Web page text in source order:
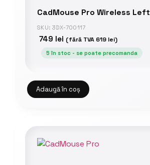
CadMouse Pro Wireless Left
SKU: 3DX-700117
749 lei (fără TVA 619 lei)
5 în stoc - se poate precomanda
Adaugă în coș